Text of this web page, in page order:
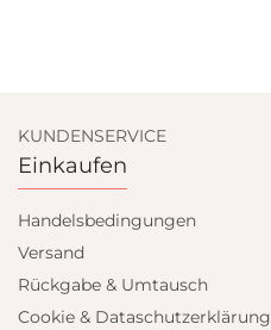
KUNDENSERVICE
Einkaufen
Handelsbedingungen
Versand
Rückgabe & Umtausch
Cookie & Dataschutzerklärung